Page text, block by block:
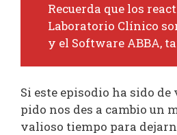
Recuerda que los
Laboratorio Clínico
y el Software ABBA,
Si este episodio ha sido
pido nos des a cambio un
valioso tiempo para